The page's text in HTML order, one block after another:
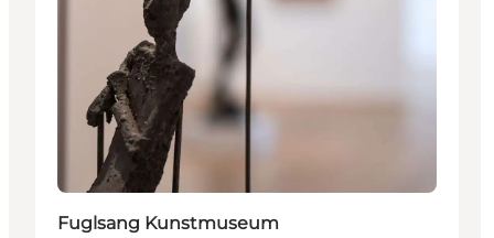
Fuglsang Kunstmuseum